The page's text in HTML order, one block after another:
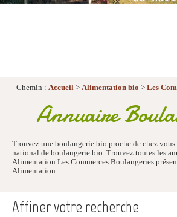
Chemin : Accueil > Alimentation bio > Les
Annuaire
Trouvez une boulangerie bio proche de chez vous
national de boulangerie bio. Trouvez toutes les
Alimentation Les Commerces Boulangeries
Alimentation
Affiner votre recherche